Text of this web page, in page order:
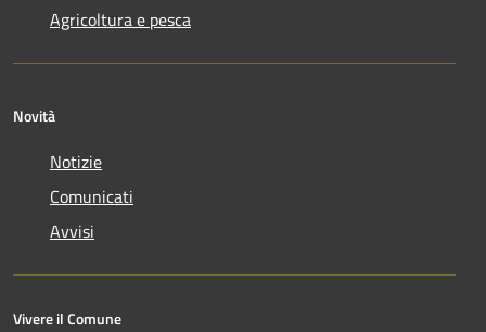
Agricoltura e pesca
Novità
Notizie
Comunicati
Avvisi
Vivere il Comune